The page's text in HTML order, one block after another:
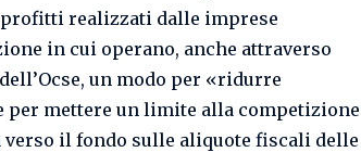
realizzati dalle imprese
in cui operano, anche attraverso
un modo per «ridurre
mettere un limite alla competizione
il fondo sulle aliquote fiscali delle